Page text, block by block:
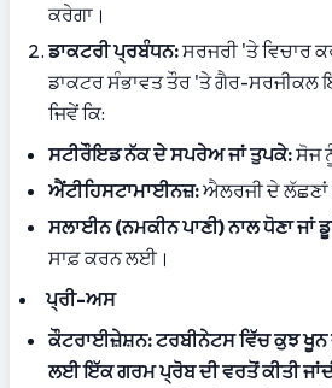
ਕਰੇਗਾ।
ਡਾਕਟਰੀ ਪ੍ਰਬੰਧਨ: ਸਰਜਰੀ 'ਤੇ ਵਿਚਾਰ
ਡਾਕਟਰ ਸੰਭਾਵਤ ਤੌਰ 'ਤੇ ਗੈਰ-ਸਰਜੀਕਲ
ਜਿਵੇਂ ਕਿ:
ਸਟੀਰੌਇਡ ਨੱਕ ਦੇ ਸਪਰੇਅ ਜਾਂ ਤੁਪਕੇ: ਸੋਜ
ਐਂਟੀਹਿਸਟਾਮਾਈਨਜ਼: ਐਲਰਜੀ ਦੇ
ਸਲਾਈਨ (ਨਮਕੀਨ ਪਾਣੀ) ਨਾਲ ਧੋਣਾ ਜਾਂ
ਸਾਫ਼ ਕਰਨ ਲਈ।
ਪ੍ਰੀ-ਅਸ
ਕੌਟਰਾਈਜ਼ੇਸ਼ਨ: ਟਰਬੀਨੇਟਸ ਵਿੱਚ ਕੁਝ
ਲਈ ਇੱਕ ਗਰਮ ਪ੍ਰੋਬ ਦੀ ਵਰਤੋਂ ਕੀਤੀ